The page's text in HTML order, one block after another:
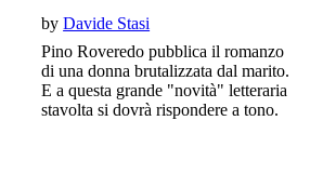
byDavide Stasi
Pino Roveredo pubblica il romanzo
di una donna brutalizzata dal marito.
E a questa grande "novità" letteraria
stavolta si dovrà rispondere a tono.